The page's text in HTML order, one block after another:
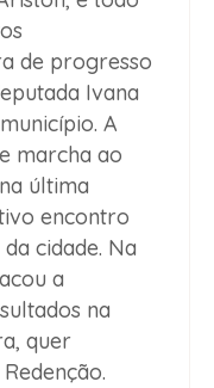
de progresso
Ivana
A
marcha ao
última
encontro
cidade. Na
a
na
quer